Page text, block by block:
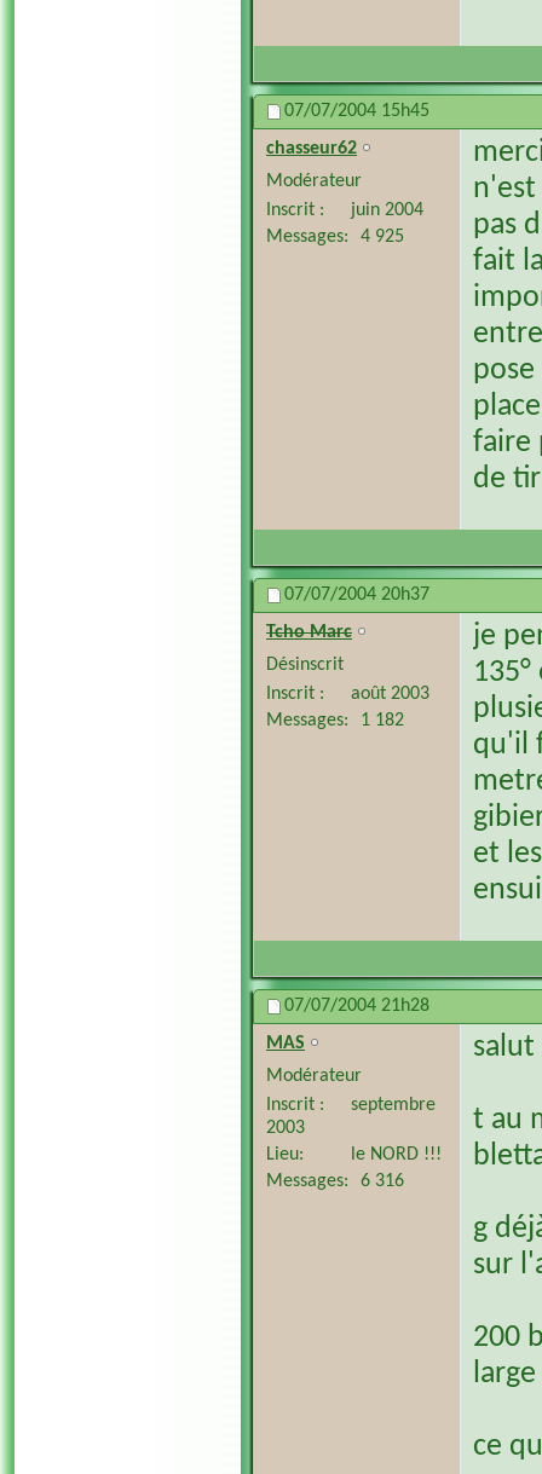
07/07/2004 15h45
chasseur62
Modérateur
Inscrit
juin 2004
Messages
4 925
n'est
pas
fait
faire
de
07/07/2004 20h37
Tcho Marc
Désinscrit
Inscrit
août 2003
Messages
1 182
je
qu'il
et
07/07/2004 21h28
MAS
Modérateur
Inscrit
septembre
2003
Lieu
le NORD !!!
Messages
6 316
salut
t au
g
sur
200
ce